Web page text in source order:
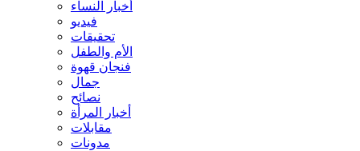
أخبار النساء
فيديو
تحقيقات
الأم والطفل
فنجان قهوة
جمال
نصائح
أخبار المرأة
مقابلات
مدونات